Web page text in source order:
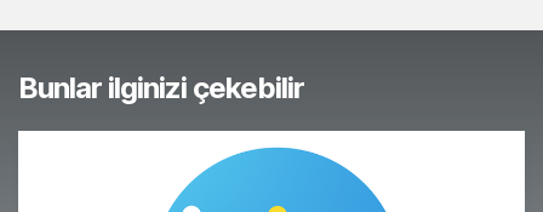
Bunlar ilginizi çekebilir